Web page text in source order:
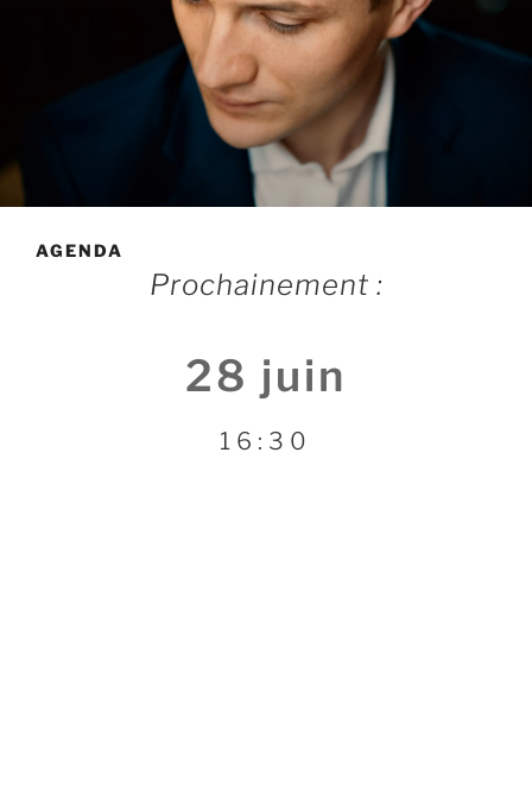
AGENDA
Prochainement :
28 juin
16:30